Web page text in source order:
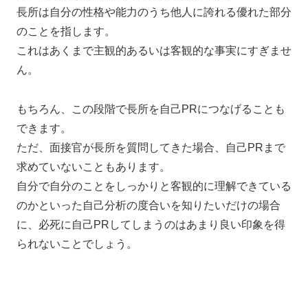
長所は自分の性格や能力のうち他人に誇れる優れた部分
のことを指します。
これはあくまで主観的あるいは客観的な事実にすぎませ
ん。
もちろん、この段階で長所を自己PRにつなげることも
できます。
ただ、面接官が長所を質問してきた場合、自己PRまで
求めていないこともあります。
自分で自分のことをしっかりと客観的に理解できている
のかといった自己分析の度合いを知りたいだけの場合
に、必死に自己PRしてしまうのはあまり良い印象を得
られないことでしょう。